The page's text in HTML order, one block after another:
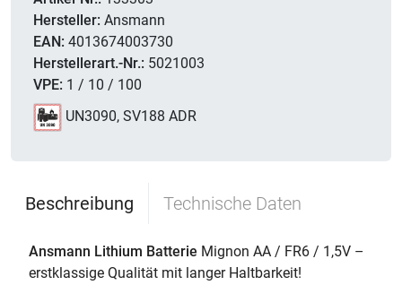
Hersteller: Ansmann
EAN: 4013674003730
Herstellerart.-Nr.: 5021003
VPE: 1 / 10 / 100
UN3090, SV188 ADR
Beschreibung Technische Daten
Ansmann Lithium Batterie Mignon AA / FR6 / 1,5V –
erstklassige Qualität mit langer Haltbarkeit!